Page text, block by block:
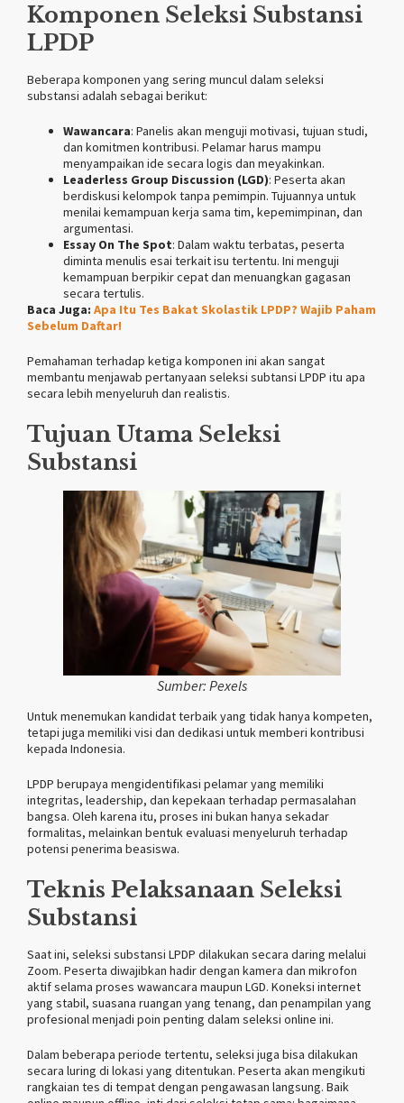
Komponen Seleksi Substansi
LPDP
Beberapa komponen yang sering muncul dalam seleksi
substansi adalah sebagai berikut:
Wawancara: Panelis akan menguji motivasi, tujuan studi,
dan komitmen kontribusi. Pelamar harus mampu
menyampaikan ide secara logis dan meyakinkan.
Leaderless Group Discussion (LGD): Peserta akan
berdiskusi kelompok tanpa pemimpin. Tujuannya untuk
menilai kemampuan kerja sama tim, kepemimpinan, dan
argumentasi.
Essay On The Spot: Dalam waktu terbatas, peserta
diminta menulis esai terkait isu tertentu. Ini menguji
kemampuan berpikir cepat dan menuangkan gagasan
secara tertulis.
Baca Juga: Apa Itu Tes Bakat Skolastik LPDP? Wajib Paham
Sebelum Daftar!
Pemahaman terhadap ketiga komponen ini akan sangat
membantu menjawab pertanyaan seleksi subtansi LPDP itu apa
secara lebih menyeluruh dan realistis.
Tujuan Utama Seleksi
Substansi
Sumber: Pexels
Untuk menemukan kandidat terbaik yang tidak hanya kompeten,
tetapi juga memiliki visi dan dedikasi untuk memberi kontribusi
kepada Indonesia.
LPDP berupaya mengidentifikasi pelamar yang memiliki
integritas, leadership, dan kepekaan terhadap permasalahan
bangsa. Oleh karena itu, proses ini bukan hanya sekadar
formalitas, melainkan bentuk evaluasi menyeluruh terhadap
potensi penerima beasiswa.
Teknis Pelaksanaan Seleksi
Substansi
Saat ini, seleksi substansi LPDP dilakukan secara daring melalui
Zoom. Peserta diwajibkan hadir dengan kamera dan mikrofon
aktif selama proses wawancara maupun LGD. Koneksi internet
yang stabil, suasana ruangan yang tenang, dan penampilan yang
profesional menjadi poin penting dalam seleksi online ini.
Dalam beberapa periode tertentu, seleksi juga bisa dilakukan
secara luring di lokasi yang ditentukan. Peserta akan mengikuti
rangkaian tes di tempat dengan pengawasan langsung. Baik